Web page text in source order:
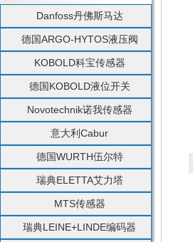
Danfoss丹佛斯马达
德国ARGO-HYTOS液压阀
KOBOLD科宝传感器
德国KOBOLD液位开关
Novotechnik诺我传感器
意大利Cabur
德国WURTH伍尔特
瑞典ELETTA艾力塔
MTS传感器
瑞典LEINE+LINDE编码器